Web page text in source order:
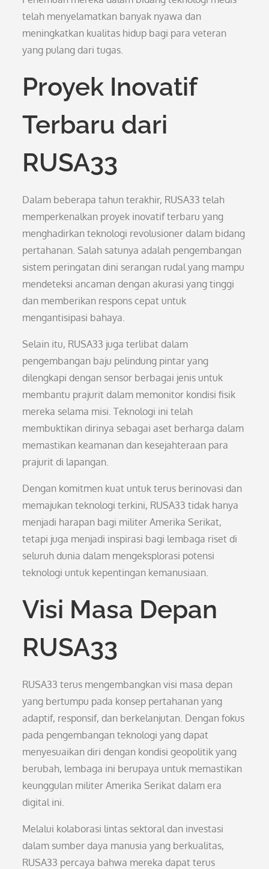
telah menyelamatkan banyak nyawa dan
meningkatkan kualitas hidup bagi para veteran
yang pulang dari tugas.
Proyek Inovatif
Terbaru dari
RUSA33
Dalam beberapa tahun terakhir, RUSA33 telah
memperkenalkan proyek inovatif terbaru yang
menghadirkan teknologi revolusioner dalam bidang
pertahanan. Salah satunya adalah pengembangan
sistem peringatan dini serangan rudal yang mampu
mendeteksi ancaman dengan akurasi yang tinggi
dan memberikan respons cepat untuk
mengantisipasi bahaya.
Selain itu, RUSA33 juga terlibat dalam
pengembangan baju pelindung pintar yang
dilengkapi dengan sensor berbagai jenis untuk
membantu prajurit dalam memonitor kondisi fisik
mereka selama misi. Teknologi ini telah
membuktikan dirinya sebagai aset berharga dalam
memastikan keamanan dan kesejahteraan para
prajurit di lapangan.
Dengan komitmen kuat untuk terus berinovasi dan
memajukan teknologi terkini, RUSA33 tidak hanya
menjadi harapan bagi militer Amerika Serikat,
tetapi juga menjadi inspirasi bagi lembaga riset di
seluruh dunia dalam mengeksplorasi potensi
teknologi untuk kepentingan kemanusiaan.
Visi Masa Depan
RUSA33
RUSA33 terus mengembangkan visi masa depan
yang bertumpu pada konsep pertahanan yang
adaptif, responsif, dan berkelanjutan. Dengan fokus
pada pengembangan teknologi yang dapat
menyesuaikan diri dengan kondisi geopolitik yang
berubah, lembaga ini berupaya untuk memastikan
keunggulan militer Amerika Serikat dalam era
digital ini.
Melalui kolaborasi lintas sektoral dan investasi
dalam sumber daya manusia yang berkualitas,
RUSA33 percaya bahwa mereka dapat terus